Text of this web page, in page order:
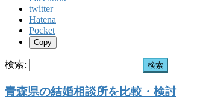
twitter
Hatena
Pocket
Copy
検索:
青森県の結婚相談所を比較・検討